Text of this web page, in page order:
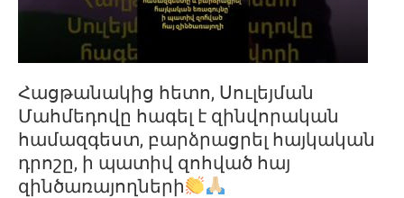
Հացթանակից հետո, Սուլեյման
Մահմեդովը հագել է զինվորական
համազգեստ, բարձրացրել հայկական
դրոշը, ի պատիվ զոհված հայ
զինծառայողների